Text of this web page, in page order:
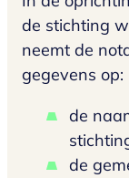
de stichting
neemt de
gegevens op:
de
de